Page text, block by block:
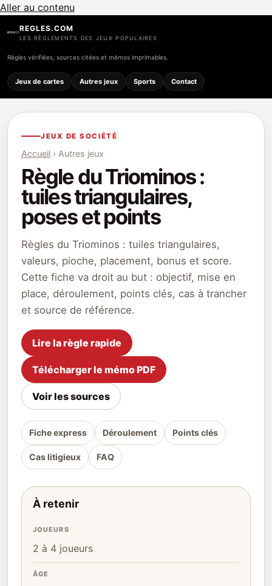
Aller au contenu
REGLES.COM
LES RÈGLEMENTS DES JEUX POPULAIRES
Règles vérifiées, sources citées et mémos imprimables.
Jeux de cartes Autres jeux Sports Contact
JEUX DE SOCIÉTÉ
Accueil › Autres jeux
Règle du Triominos :
tuiles triangulaires,
poses et points
Règles du Triominos : tuiles triangulaires,
valeurs, pioche, placement, bonus et score.
Cette fiche va droit au but : objectif, mise en
place, déroulement, points clés, cas à trancher
et source de référence.
Lire la règle rapide
Télécharger le mémo PDF
Voir les sources
Fiche express Déroulement Points clés
Cas litigieux FAQ
À retenir
JOUEURS
2 à 4 joueurs
ÂGE